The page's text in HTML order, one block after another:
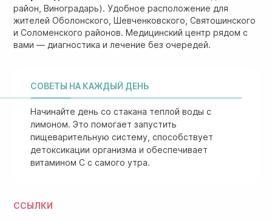
ССЫЛКИ
район, Виноградарь). Удобное расположение для
жителей Оболонского, Шевченковского, Святошинского
и Соломенского районов. Медицинский центр рядом с
вами — диагностика и лечение без очередей.
СОВЕТЫ НА КАЖДЫЙ ДЕНЬ
Начинайте день со стакана теплой воды с
лимоном. Это помогает запустить
пищеварительную систему, способствует
детоксикации организма и обеспечивает
витамином C с самого утра.